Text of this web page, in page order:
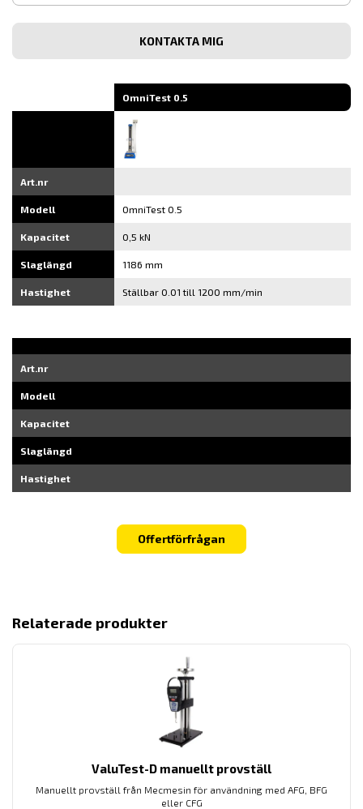
Bekräfta
post
OmniTest 0.5
Art.nr
Modell OmniTest 0.5
Kapacitet 0,5 kN
Slaglängd 1186 mm
Hastighet Ställbar 0.01 till 1200 mm/min
Art.nr
Modell
Kapacitet
Slaglängd
Hastighet
Offertförfrågan
Relaterade produkter
ValuTest-D manuellt provställ
Manuellt provställ från Mecmesin för användning med AFG, BFG
eller CFG